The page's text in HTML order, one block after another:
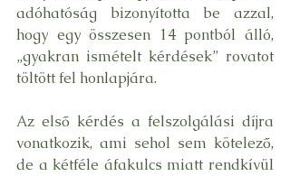
adóhatóság bizonyította be azzal,
hogy egy összesen 14 pontból álló,
„gyakran ismételt kérdések” rovatot
töltött fel honlapjára.
Az első kérdés a felszolgálási díjra
vonatkozik, ami sehol sem kötelező,
de a kétféle áfakulcs miatt rendkívül